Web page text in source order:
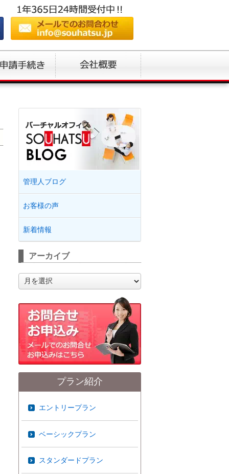
管理人ブログ
お客様の声
新着情報
アーカイブ
ー
ブ
プラン紹介
エントリープラン
ベーシックプラン
スタンダードプラン